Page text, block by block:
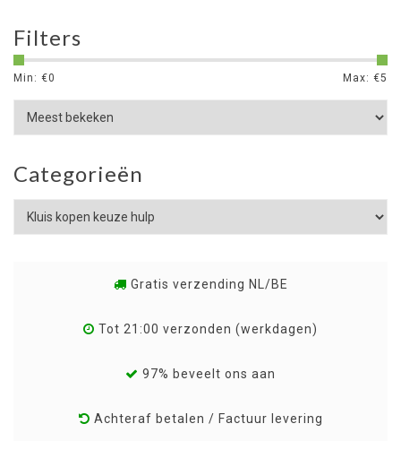
Filters
Min: €0 Max: €5
Categorieën
Gratis verzending NL/BE
Tot 21:00 verzonden (werkdagen)
97% beveelt ons aan
Achteraf betalen / Factuur levering